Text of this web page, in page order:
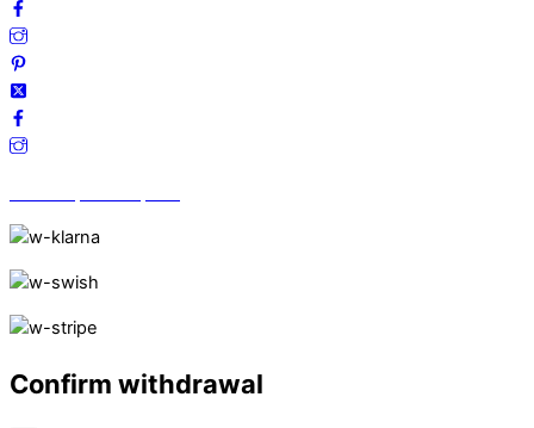
Confirm withdrawal